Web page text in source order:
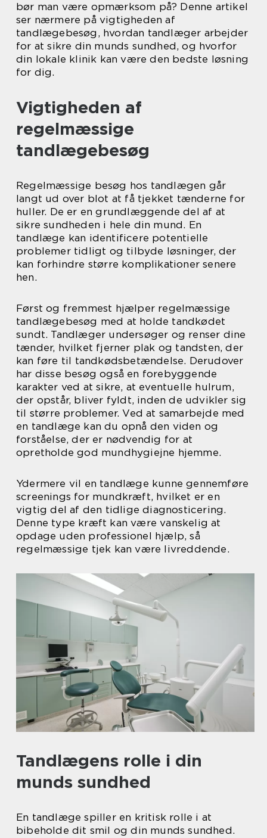
bør man være opmærksom på? Denne artikel
ser nærmere på vigtigheden af
tandlægebesøg, hvordan tandlæger arbejder
for at sikre din munds sundhed, og hvorfor
din lokale klinik kan være den bedste løsning
for dig.
Vigtigheden af
regelmæssige
tandlægebesøg
Regelmæssige besøg hos tandlægen går
langt ud over blot at få tjekket tænderne for
huller. De er en grundlæggende del af at
sikre sundheden i hele din mund. En
tandlæge kan identificere potentielle
problemer tidligt og tilbyde løsninger, der
kan forhindre større komplikationer senere
hen.
Først og fremmest hjælper regelmæssige
tandlægebesøg med at holde tandkødet
sundt. Tandlæger undersøger og renser dine
tænder, hvilket fjerner plak og tandsten, der
kan føre til tandkødsbetændelse. Derudover
har disse besøg også en forebyggende
karakter ved at sikre, at eventuelle hulrum,
der opstår, bliver fyldt, inden de udvikler sig
til større problemer. Ved at samarbejde med
en tandlæge kan du opnå den viden og
forståelse, der er nødvendig for at
opretholde god mundhygiejne hjemme.
Ydermere vil en tandlæge kunne gennemføre
screenings for mundkræft, hvilket er en
vigtig del af den tidlige diagnosticering.
Denne type kræft kan være vanskelig at
opdage uden professionel hjælp, så
regelmæssige tjek kan være livreddende.
Tandlægens rolle i din
munds sundhed
En tandlæge spiller en kritisk rolle i at
bibeholde dit smil og din munds sundhed.